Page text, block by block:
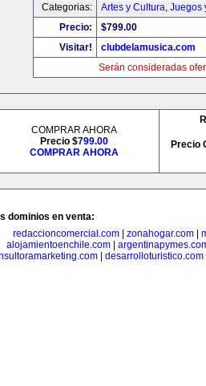
Categorias:
Artes y Cultura, Juegos
Precio:
$799.00
Visitar!
clubdelamusica.com
Serán consideradas
COMPRAR AHORA
Precio $799.00
COMPRAR AHORA
Precio
dominios en venta:
redaccioncomercial.com
zonahogar.com
alojamientoenchile.com
desarrolloturistico.com